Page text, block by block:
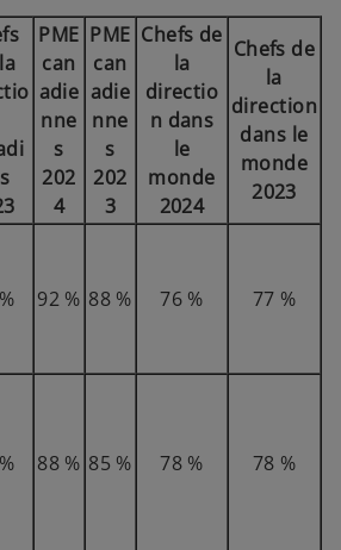
PME
can
adie
nne
s
202
4
PME
can
adie
nne
s
202
3
Chefs de
la
directio
n dans
le
monde
2024
Chefs de
la
direction
dans le
monde
2023
92 % 88 % 76 % 77 %
88 % 85 % 78 % 78 %